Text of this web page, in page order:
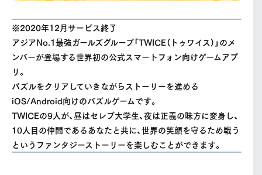
※2020年12月サービス終了
アジアNo.1最強ガールズグループ「TWICE（トゥワイス）」のメ
ンバーが登場する世界初の公式スマートフォン向けゲームアプ
リ。
パズルをクリアしていきながらストーリーを進める
iOS/Android向けのパズルゲームです。
TWICEの9人が、昼はセレブ大学生、夜は正義の味方に変身し、
10人目の仲間であるあなたと共に、世界の笑顔を守るため戦う
というファンタジーストーリーを楽しむことができます。